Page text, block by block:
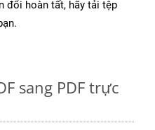
đổi hoàn tất, hãy tải tệp
sang PDF trực